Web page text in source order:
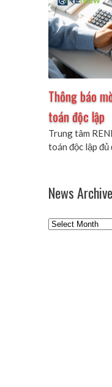
Thông báo
toán độc lập
Trung tâm
toán độc lập đủ
News
News